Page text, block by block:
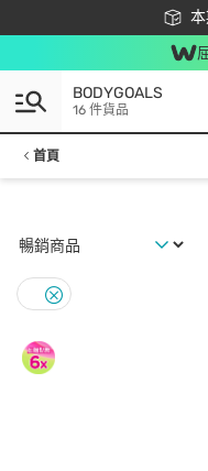
下
BODYGOALS
16 件貨品
首頁